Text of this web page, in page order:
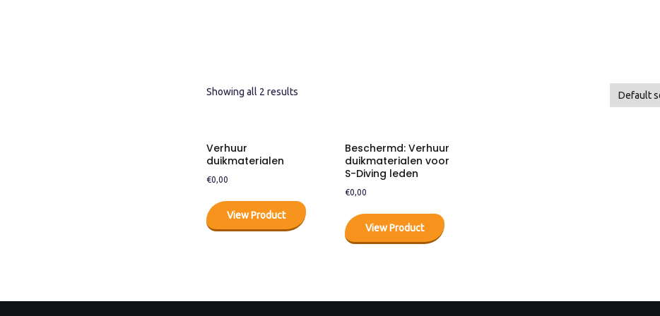
Showing all 2 results
Verhuur
duikmaterialen
€0,00
View Product
Beschermd: Verhuur
duikmaterialen voor
S-Diving leden
€0,00
View Product